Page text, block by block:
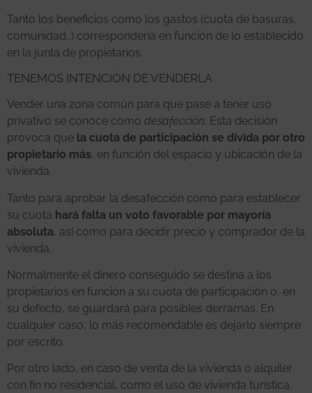
Tanto los beneficios como los gastos (cuota de basuras,
comunidad…) correspondería en función de lo establecido
en la junta de propietarios.
TENEMOS INTENCIÓN DE VENDERLA
Vender una zona común para que pase a tener uso
privativo se conoce como desafección. Esta decisión
provoca que la cuota de participación se divida por otro
propietario más, en función del espacio y ubicación de la
vivienda.
Tanto para aprobar la desafección como para establecer
su cuota hará falta un voto favorable por mayoría
absoluta, así como para decidir precio y comprador de la
vivienda.
Normalmente el dinero conseguido se destina a los
propietarios en función a su cuota de participación o, en
su defecto, se guardará para posibles derramas. En
cualquier caso, lo más recomendable es dejarlo siempre
por escrito.
Por otro lado, en caso de venta de la vivienda o alquiler
con fin no residencial, como el uso de vivienda turística,